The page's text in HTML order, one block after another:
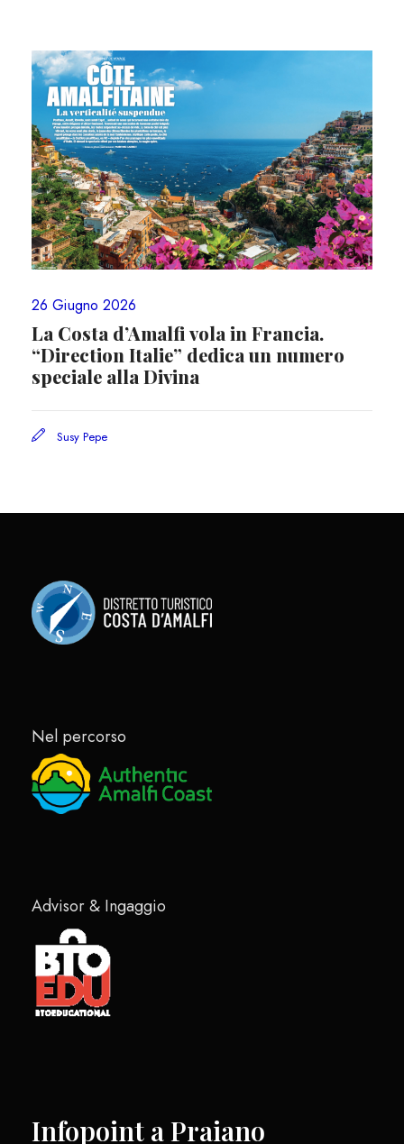
26 Giugno 2026
La Costa d’Amalfi vola in Francia.
“Direction Italie” dedica un numero
speciale alla Divina
Susy Pepe
Nel percorso
Advisor & Ingaggio
Infopoint a Praiano